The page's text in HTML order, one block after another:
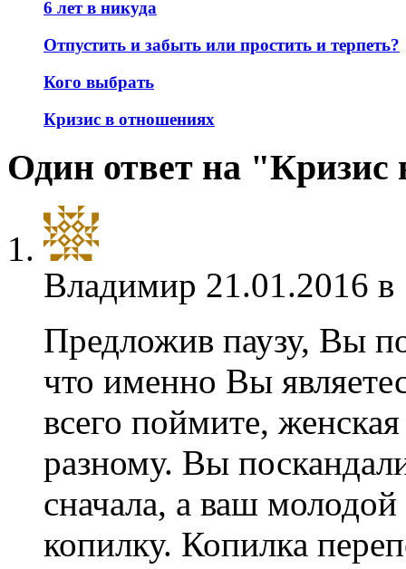
6 лет в никуда
Отпустить и забыть или простить и терпеть?
Кого выбрать
Кризис в отношениях
Один ответ на
Владимир 21.01.2016
Предложив паузу, Вы
что именно Вы
всего поймите,
разному. Вы
сначала, а ваш
копилку. Копилка